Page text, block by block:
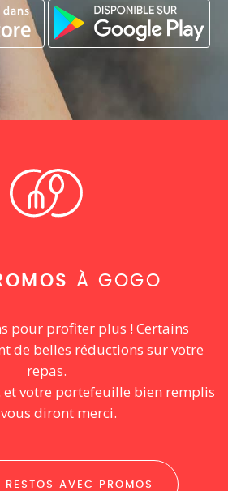
À GOGO
pour profiter plus ! Certains
de belles réductions sur votre
repas.
et votre portefeuille bien remplis
diront merci.
RESTOS AVEC PROMOS